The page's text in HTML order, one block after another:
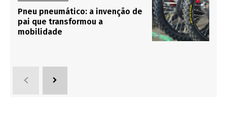
Pneu pneumático: a invenção de
pai que transformou a
mobilidade